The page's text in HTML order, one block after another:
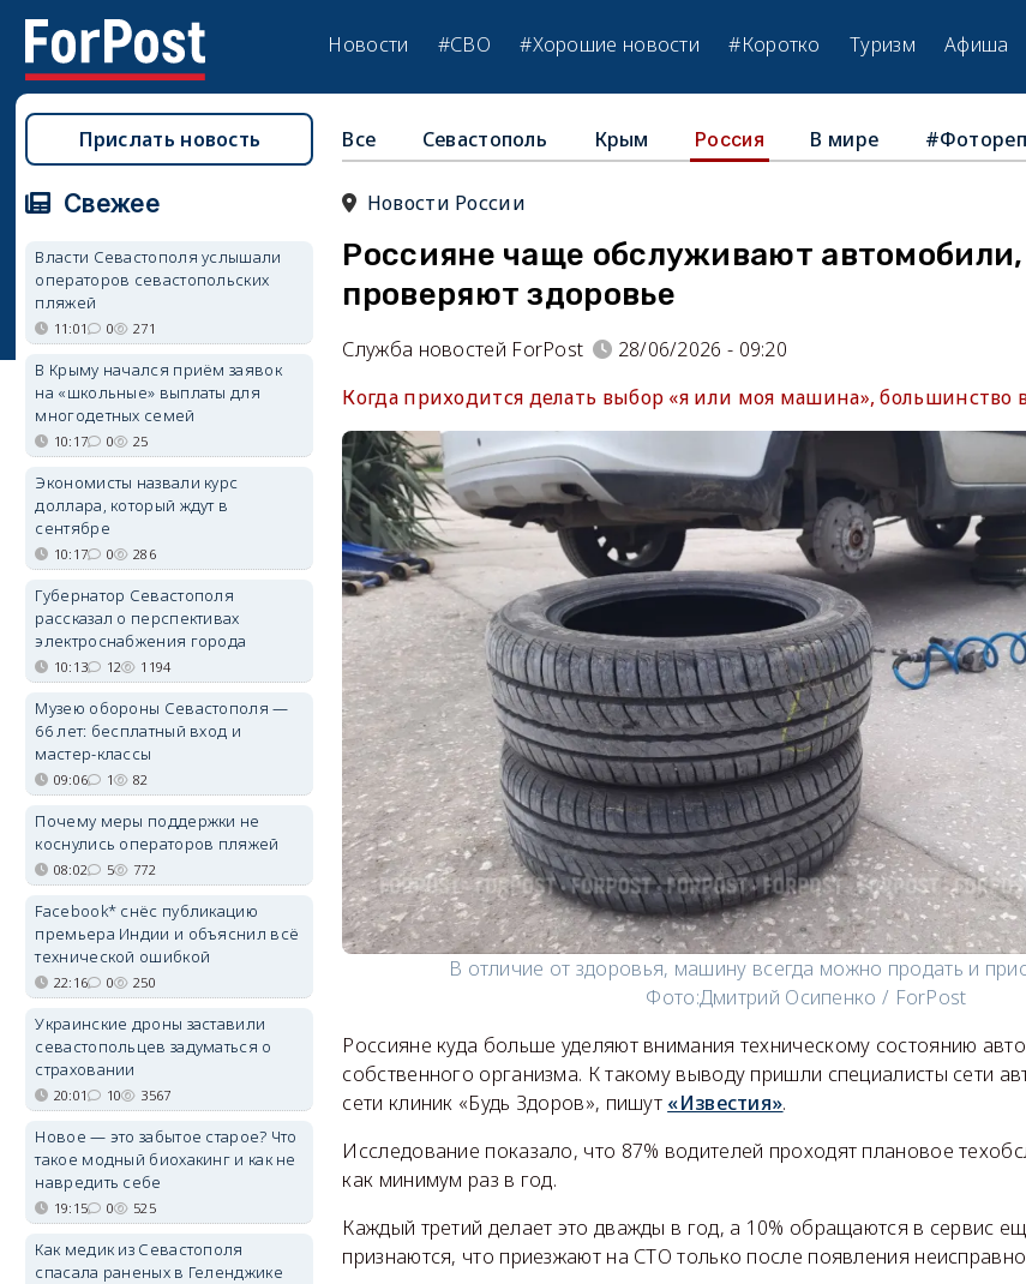
Новости #СВО #Хорошие новости #Коротко Туризм Афиша
Все Севастополь Крым Россия В мире #Фотореп
Новости России
Россияне чаще обслуживают
проверяют здоровье
Служба новостей ForPost
28/06/2026 - 09:20
Когда приходится делать выбор «я или моя машина», большинство
В отличие от здоровья, машину всегда можно продать и
Фото:Дмитрий Осипенко / ForPost
Россияне куда больше уделяют внимания техническому состоянию
собственного организма. К такому выводу пришли специалисты сети
сети клиник «Будь Здоров», пишут «Известия».
Исследование показало, что 87% водителей проходят плановое
как минимум раз в год.
Каждый третий делает это дважды в год, а 10% обращаются в сервис
признаются, что приезжают на СТО только после появления
Прислать новость
Свежее
Власти Севастополя услышали
операторов севастопольских
пляжей
11:01 0 271
В Крыму начался приём заявок
на «школьные» выплаты для
многодетных семей
10:17 0 25
Экономисты назвали курс
доллара, который ждут в
сентябре
10:17 0 286
Губернатор Севастополя
рассказал о перспективах
электроснабжения города
10:13 12 1194
Музею обороны Севастополя —
66 лет: бесплатный вход и
мастер-классы
09:06 1 82
Почему меры поддержки не
коснулись операторов пляжей
08:02 5 772
Facebook* снёс публикацию
премьера Индии и объяснил всё
технической ошибкой
22:16 0 250
Украинские дроны заставили
севастопольцев задуматься о
страховании
20:01 10 3567
Новое — это забытое старое? Что
такое модный биохакинг и как не
навредить себе
19:15 0 525
Как медик из Севастополя
спасала раненых в Геленджике